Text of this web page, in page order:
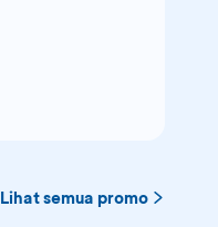
Lihat semua promo